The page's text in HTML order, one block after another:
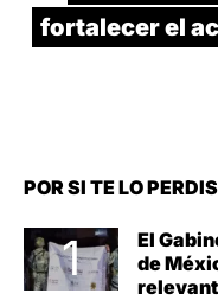
fortalecer el
POR SI TE LO
El
de